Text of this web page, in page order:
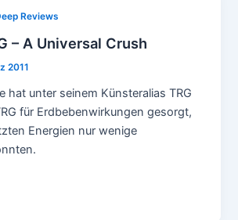
Reviews
– A Universal Crush
2011
hat unter seinem Künsteralias TRG
für Erdbebenwirkungen gesorgt,
Energien nur wenige